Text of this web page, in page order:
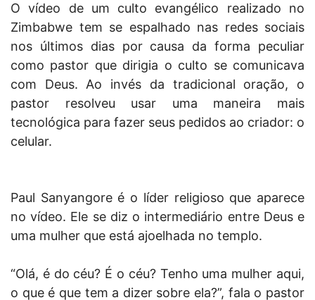
O vídeo de um culto evangélico realizado no
Zimbabwe tem se espalhado nas redes sociais
nos últimos dias por causa da forma peculiar
como pastor que dirigia o culto se comunicava
com Deus. Ao invés da tradicional oração, o
pastor resolveu usar uma maneira mais
tecnológica para fazer seus pedidos ao criador: o
celular.
Paul Sanyangore é o líder religioso que aparece
no vídeo. Ele se diz o intermediário entre Deus e
uma mulher que está ajoelhada no templo.
“Olá, é do céu? É o céu? Tenho uma mulher aqui,
o que é que tem a dizer sobre ela?”, fala o pastor